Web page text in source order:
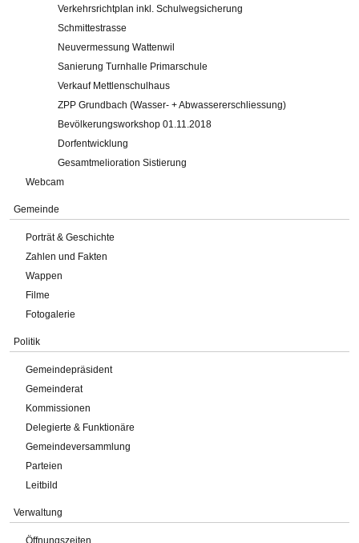
Impressum
Verkehrsrichtplan inkl. Schulwegsicherung
Schmittestrasse
Neuvermessung Wattenwil
Sanierung Turnhalle Primarschule
Verkauf Mettlenschulhaus
ZPP Grundbach (Wasser- + Abwassererschliessung)
Bevölkerungsworkshop 01.11.2018
Dorfentwicklung
Gesamtmelioration Sistierung
Webcam
Gemeinde
Porträt & Geschichte
Zahlen und Fakten
Wappen
Filme
Fotogalerie
Politik
Gemeindepräsident
Gemeinderat
Kommissionen
Delegierte & Funktionäre
Gemeindeversammlung
Parteien
Leitbild
Verwaltung
Öffnungszeiten